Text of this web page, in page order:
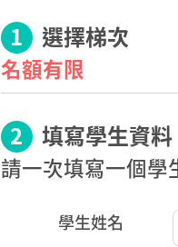
1 選擇梯次
名額有限
2 填寫學生資料
請一次填寫一個學
學生姓名